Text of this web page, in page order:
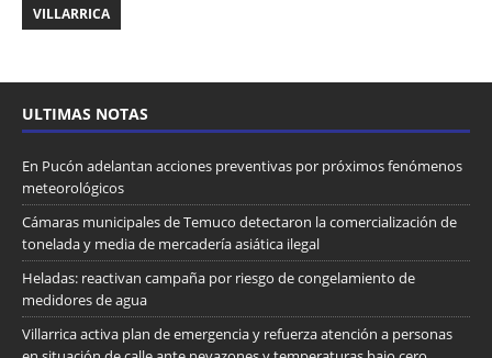
VILLARRICA
ULTIMAS NOTAS
En Pucón adelantan acciones preventivas por próximos fenómenos
meteorológicos
Cámaras municipales de Temuco detectaron la comercialización de
tonelada y media de mercadería asiática ilegal
Heladas: reactivan campaña por riesgo de congelamiento de
medidores de agua
Villarrica activa plan de emergencia y refuerza atención a personas